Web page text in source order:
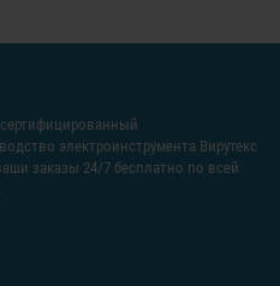
электроинструмента Вирутекс
заказы 24/7 бесплатно по всей